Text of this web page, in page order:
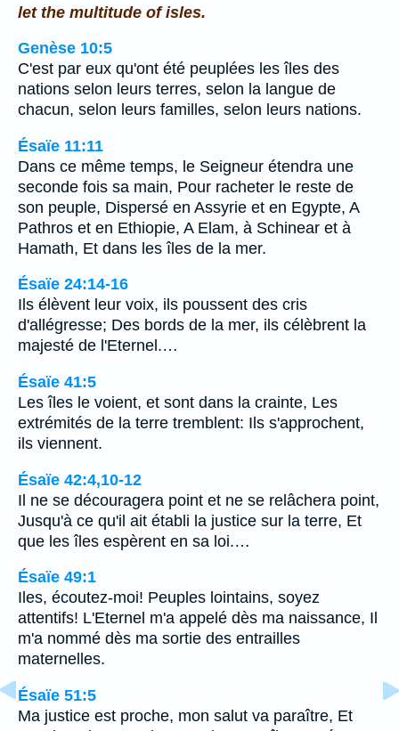
let the multitude of isles.
Genèse 10:5
C'est par eux qu'ont été peuplées les îles des
nations selon leurs terres, selon la langue de
chacun, selon leurs familles, selon leurs nations.
Ésaïe 11:11
Dans ce même temps, le Seigneur étendra une
seconde fois sa main, Pour racheter le reste de
son peuple, Dispersé en Assyrie et en Egypte, A
Pathros et en Ethiopie, A Elam, à Schinear et à
Hamath, Et dans les îles de la mer.
Ésaïe 24:14-16
Ils élèvent leur voix, ils poussent des cris
d'allégresse; Des bords de la mer, ils célèbrent la
majesté de l'Eternel.…
Ésaïe 41:5
Les îles le voient, et sont dans la crainte, Les
extrémités de la terre tremblent: Ils s'approchent,
ils viennent.
Ésaïe 42:4,10-12
Il ne se découragera point et ne se relâchera point,
Jusqu'à ce qu'il ait établi la justice sur la terre, Et
que les îles espèrent en sa loi.…
Ésaïe 49:1
Iles, écoutez-moi! Peuples lointains, soyez
attentifs! L'Eternel m'a appelé dès ma naissance, Il
m'a nommé dès ma sortie des entrailles
maternelles.
Ésaïe 51:5
Ma justice est proche, mon salut va paraître, Et